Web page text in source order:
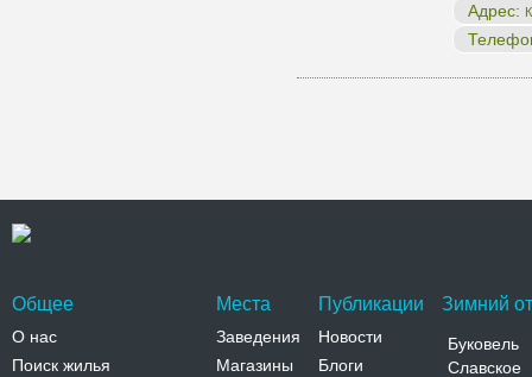
Адрес:
Общее
О нас
Поиск жилья
Места
Заведения
Магазины
Публикации
Новости
Блоги
Зимний
Буковель
Славское